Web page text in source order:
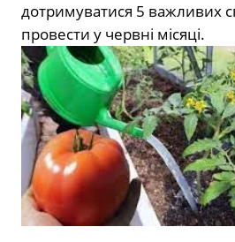
дотримуватися 5 важливих
провести у червні місяці.